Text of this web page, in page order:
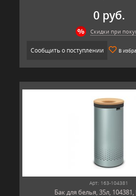
0 руб.
Скидки при
Сообщить о поступлении В
Арт: 163-104381
Бак для белья, 35л,